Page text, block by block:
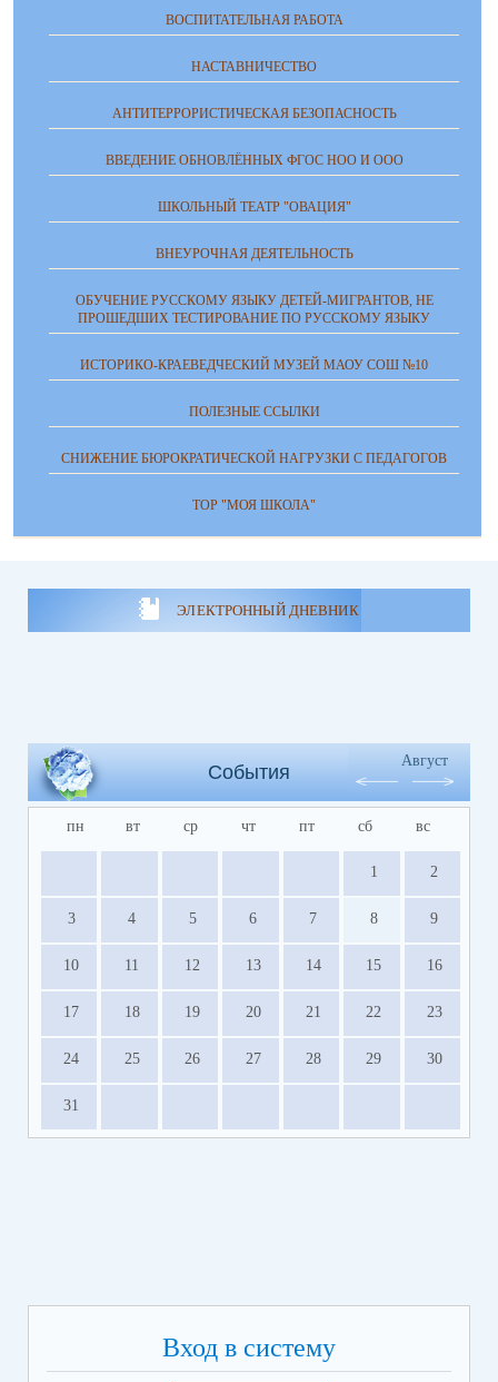
ВОСПИТАТЕЛЬНАЯ РАБОТА
НАСТАВНИЧЕСТВО
АНТИТЕРРОРИСТИЧЕСКАЯ БЕЗОПАСНОСТЬ
ВВЕДЕНИЕ ОБНОВЛЁННЫХ ФГОС НОО И ООО
ШКОЛЬНЫЙ ТЕАТР "ОВАЦИЯ"
ВНЕУРОЧНАЯ ДЕЯТЕЛЬНОСТЬ
ОБУЧЕНИЕ РУССКОМУ ЯЗЫКУ ДЕТЕЙ-МИГРАНТОВ, НЕ
ПРОШЕДШИХ ТЕСТИРОВАНИЕ ПО РУССКОМУ ЯЗЫКУ
ИСТОРИКО-КРАЕВЕДЧЕСКИЙ МУЗЕЙ МАОУ СОШ №10
ПОЛЕЗНЫЕ ССЫЛКИ
СНИЖЕНИЕ БЮРОКРАТИЧЕСКОЙ НАГРУЗКИ С ПЕДАГОГОВ
ТОР "МОЯ ШКОЛА"
ЭЛЕКТРОННЫЙ ДНЕВНИК
События
Август
пн вт ср чт пт сб вс
1 2
3 4 5 6 7 8 9
10 11 12 13 14 15 16
17 18 19 20 21 22 23
24 25 26 27 28 29 30
31
Вход в систему